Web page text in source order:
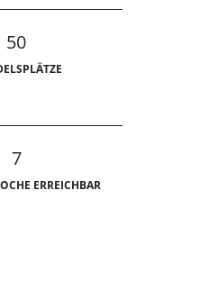
50
7
ERREICHBAR